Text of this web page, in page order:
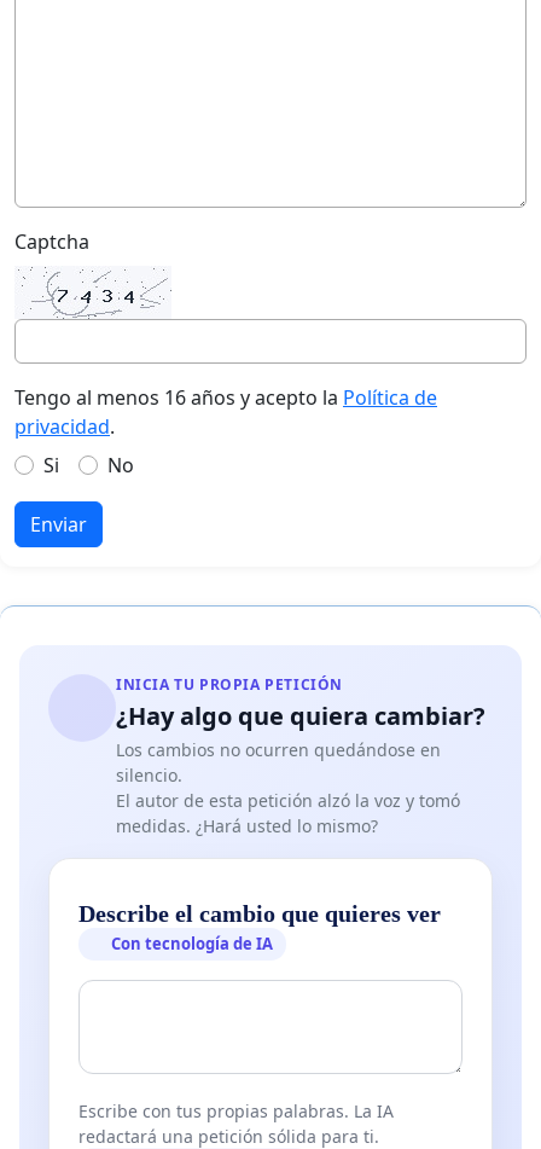
Captcha
Tengo al menos 16 años y acepto la Política de
privacidad.
Si
No
Enviar
INICIA TU PROPIA PETICIÓN
¿Hay algo que quiera cambiar?
Los cambios no ocurren quedándose en
silencio.
El autor de esta petición alzó la voz y tomó
medidas. ¿Hará usted lo mismo?
Describe el cambio que quieres ver
Con tecnología de IA
Escribe con tus propias palabras. La IA
redactará una petición sólida para ti.